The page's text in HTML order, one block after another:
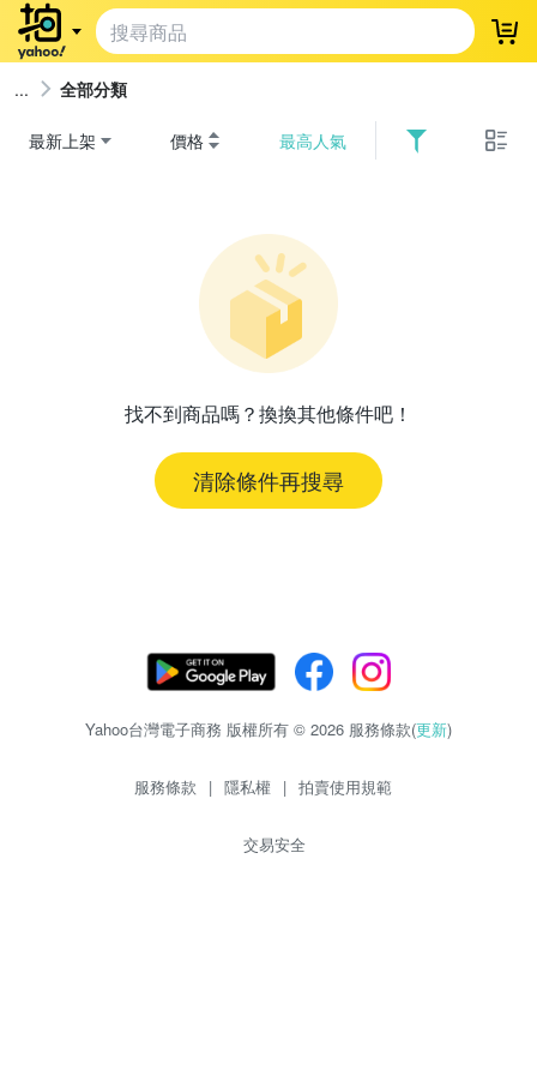
登
全部分類
最新上架 價格 最高人氣
找不到商品嗎？換換其他條件吧！
清除條件再搜尋
Yahoo台灣電子商務 版權所有 © 2026 服務條款(更新)
服務條款 | 隱私權 | 拍賣使用規範
交易安全